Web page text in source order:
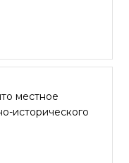
местное
исторического